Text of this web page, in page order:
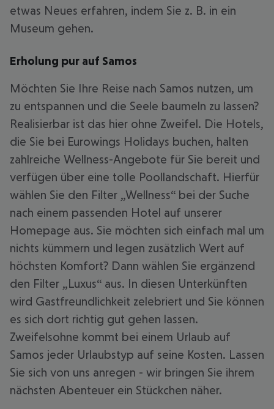
etwas Neues erfahren, indem Sie z. B. in ein
Museum gehen.
Erholung pur auf Samos
Möchten Sie Ihre Reise nach Samos nutzen, um
zu entspannen und die Seele baumeln zu lassen?
Realisierbar ist das hier ohne Zweifel. Die Hotels,
die Sie bei Eurowings Holidays buchen, halten
zahlreiche Wellness-Angebote für Sie bereit und
verfügen über eine tolle Poollandschaft. Hierfür
wählen Sie den Filter „Wellness“ bei der Suche
nach einem passenden Hotel auf unserer
Homepage aus. Sie möchten sich einfach mal um
nichts kümmern und legen zusätzlich Wert auf
höchsten Komfort? Dann wählen Sie ergänzend
den Filter „Luxus“ aus. In diesen Unterkünften
wird Gastfreundlichkeit zelebriert und Sie können
es sich dort richtig gut gehen lassen.
Zweifelsohne kommt bei einem Urlaub auf
Samos jeder Urlaubstyp auf seine Kosten. Lassen
Sie sich von uns anregen - wir bringen Sie ihrem
nächsten Abenteuer ein Stückchen näher.